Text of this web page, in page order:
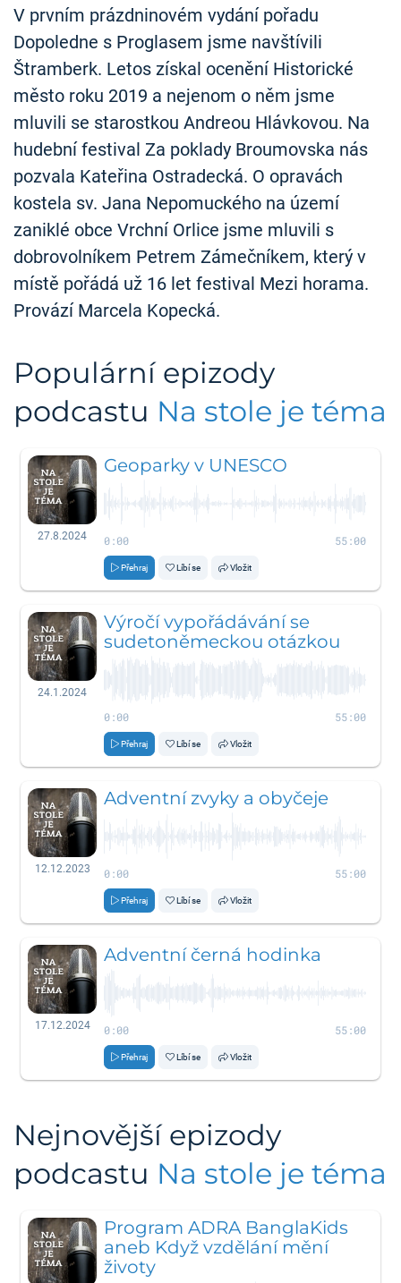
V prvním prázdninovém vydání pořadu
Dopoledne s Proglasem jsme navštívili
Štramberk. Letos získal ocenění Historické
město roku 2019 a nejenom o něm jsme
mluvili se starostkou Andreou Hlávkovou. Na
hudební festival Za poklady Broumovska nás
pozvala Kateřina Ostradecká. O opravách
kostela sv. Jana Nepomuckého na území
zaniklé obce Vrchní Orlice jsme mluvili s
dobrovolníkem Petrem Zámečníkem, který v
místě pořádá už 16 let festival Mezi horama.
Provází Marcela Kopecká.
Populární epizody
podcastu Na stole je téma
27.8.2024
Geoparky v UNESCO
0:00 55:00
Přehraj Líbí se Vložit
24.1.2024
Výročí vypořádávání se
sudetoněmeckou otázkou
0:00 55:00
Přehraj Líbí se Vložit
12.12.2023
Adventní zvyky a obyčeje
0:00 55:00
Přehraj Líbí se Vložit
17.12.2024
Adventní černá hodinka
0:00 55:00
Přehraj Líbí se Vložit
Nejnovější epizody
podcastu Na stole je téma
Program ADRA BanglaKids
aneb Když vzdělání mění
životy